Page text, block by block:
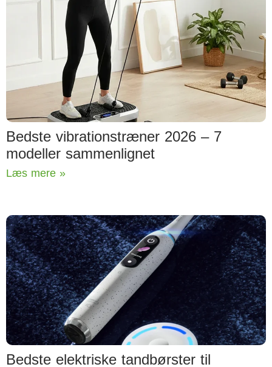
Bedste vibrationstræner 2026 – 7
modeller sammenlignet
Læs mere »
Bedste elektriske tandbørster til